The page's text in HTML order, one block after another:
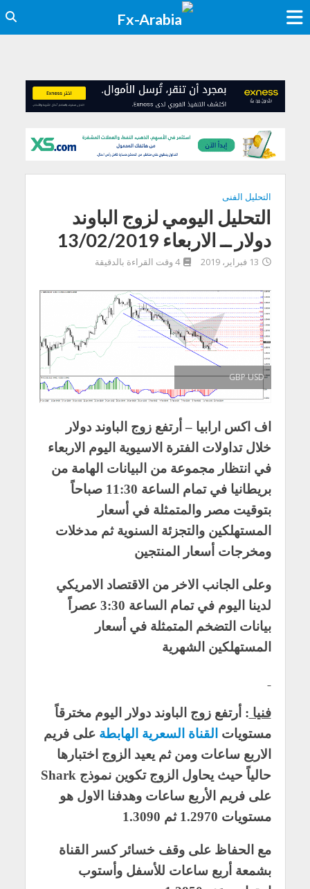
التحليل الفنى
التحليل اليومي لزوج الباوند
دولار ــ الاربعاء 13/02/2019
13 فبراير، 2019 4 وقت القراءة بالدقيقة
GBP USD
اف اكس ارابيا – أرتفع زوج الباوند دولار
خلال تداولات الفترة الاسيوية اليوم الاربعاء
في انتظار مجموعة من البيانات الهامة من
بريطانيا في تمام الساعة 11:30 صباحاً
بتوقيت مصر والمتمثلة في أسعار
المستهلكين والتجزئة السنوية ثم مدخلات
ومخرجات أسعار المنتجين
وعلى الجانب الاخر من الاقتصاد الامريكي
لدينا اليوم في تمام الساعة 3:30 عصراً
بيانات التضخم المتمثلة في أسعار
المستهلكين الشهرية
فنيا : أرتفع زوج الباوند دولار اليوم مخترقاً
مستويات القناة السعرية الهابطة على فريم
الاربع ساعات ومن ثم يعيد الزوج اختبارها
حالياً حيث يحاول الزوج تكوين نموذج Shark
على فريم الأربع ساعات وهدفنا الاول هو
مستويات 1.2970 ثم 1.3090
مع الحفاظ على وقف خسائر كسر القناة
بشمعة أربع ساعات للأسفل وأستوب